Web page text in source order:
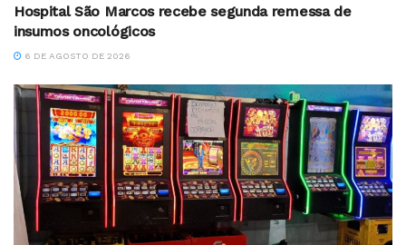
Hospital São Marcos recebe segunda remessa de
insumos oncológicos
6 DE AGOSTO DE 2026